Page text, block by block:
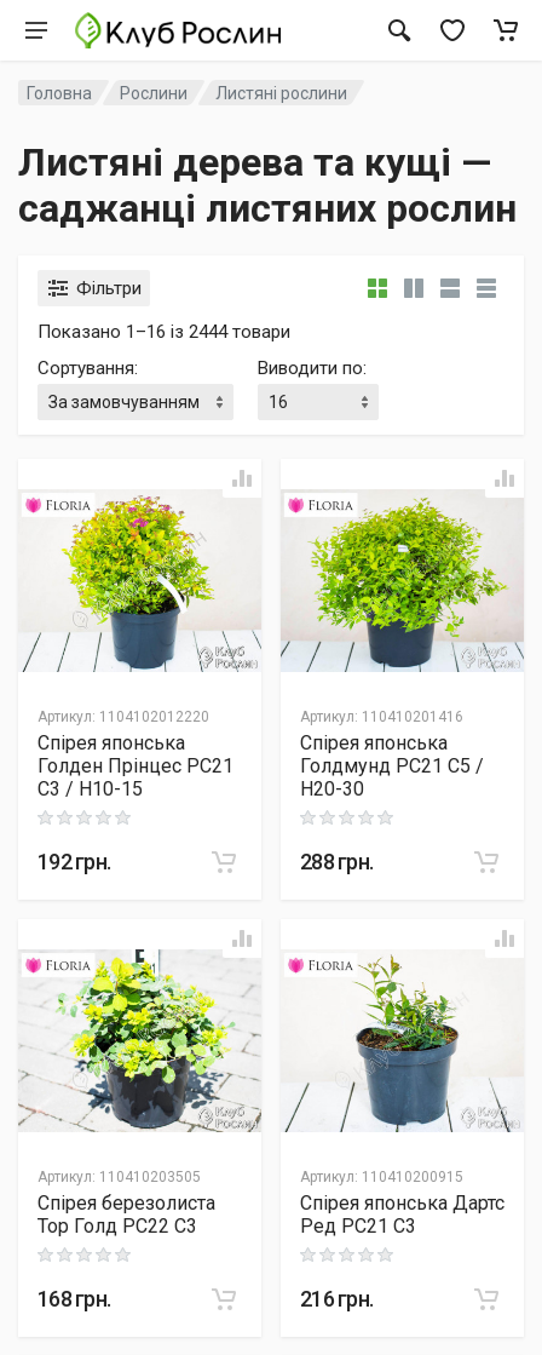
Головна Рослини Листяні рослини
Листяні дерева та кущі —
саджанці листяних рослин
Фільтри
Показано 1–16 із 2444 товари
Сортування: Виводити по:
Артикул: 1104102012220
Спірея японська
Голден Прінцес PC21
C3 / H10-15
Rating: 0 out of 5
192грн.
Артикул: 110410201416
Спірея японська
Голдмунд PC21 C5 /
H20-30
Rating: 0 out of 5
288грн.
Артикул: 110410203505
Спірея березолиста
Тор Голд PC22 C3
Rating: 0 out of 5
168грн.
Артикул: 110410200915
Спірея японська Дартс
Ред PC21 C3
Rating: 0 out of 5
216грн.